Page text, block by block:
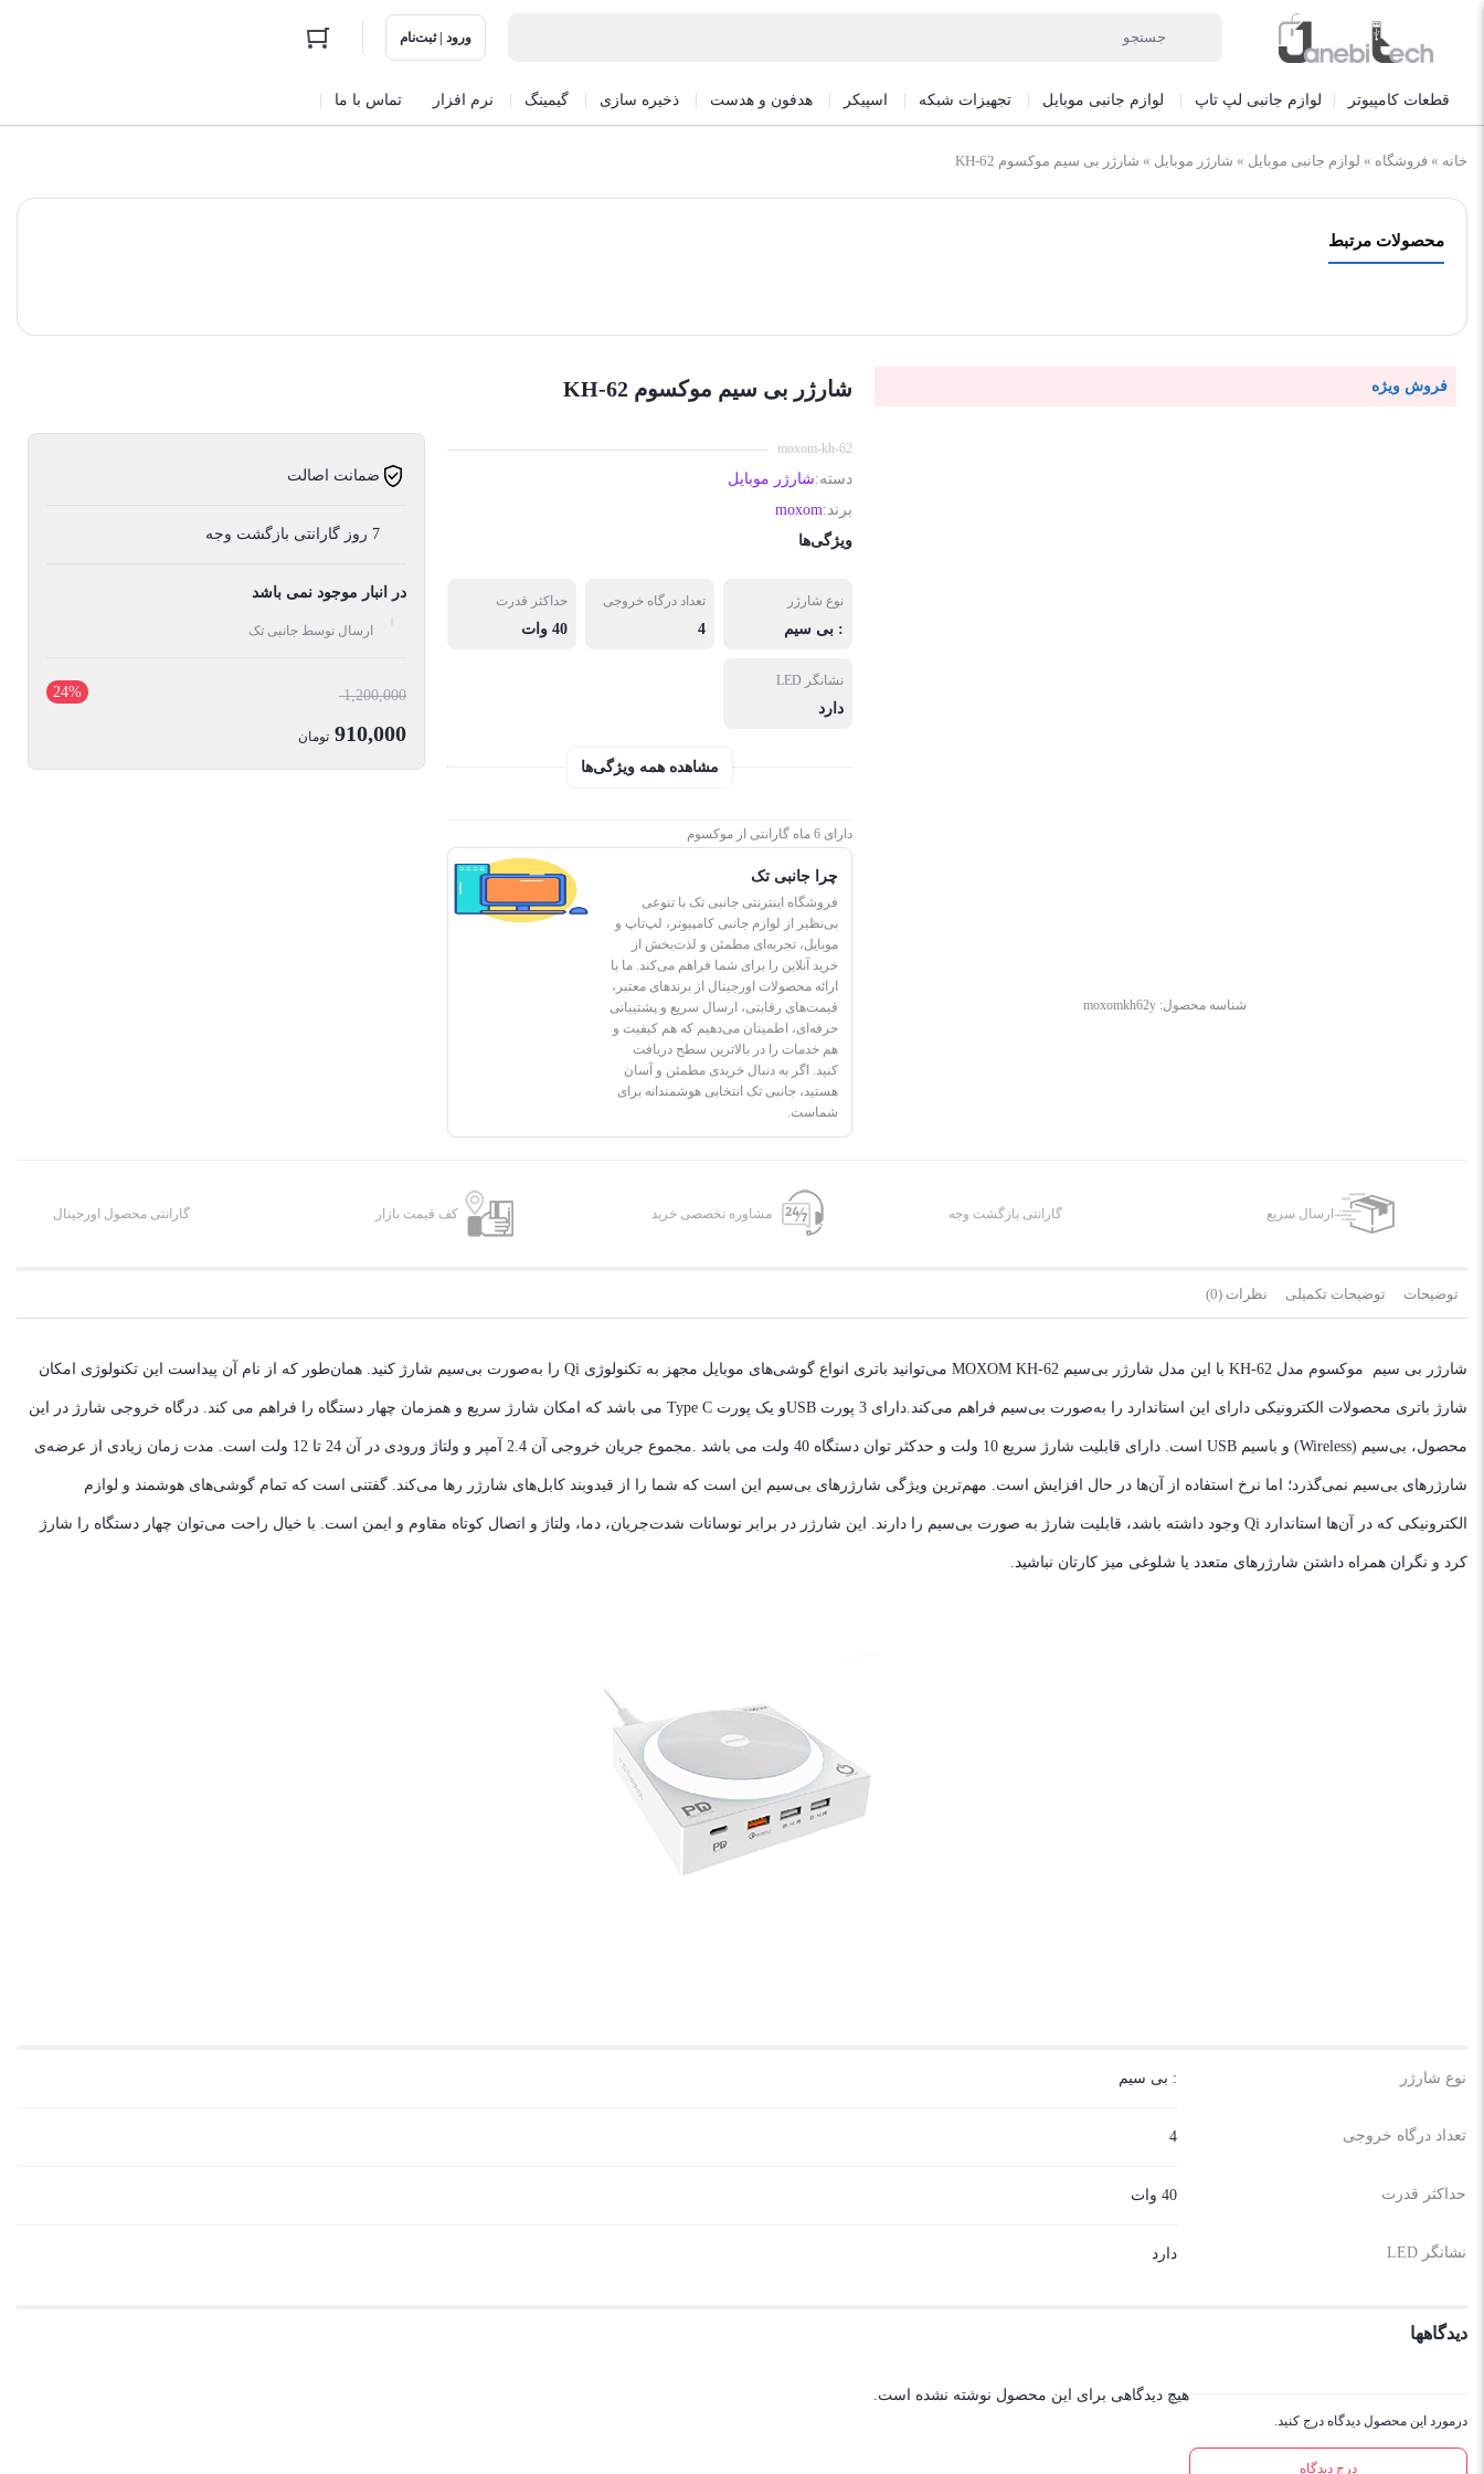
ورود | ثبت‌نام
قطعات کامپیوتر لوازم جانبی لپ تاپ لوازم جانبی موبایل تجهیزات شبکه اسپیکر هدفون و هدست ذخیره سازی گیمینگ نرم افزار تماس با ما
خانه » فروشگاه » لوازم جانبی موبایل » شارژر موبایل » شارژر بی سیم موکسوم KH-62
محصولات مرتبط
فروش ویژه
شناسه محصول: moxomkh62y
شارژر بی سیم موکسوم KH-62
moxom-kh-62
دسته:شارژر موبایل
برند:moxom
ویژگی‌ها
نوع شارژر
: بی سیم
تعداد درگاه خروجی
4
حداکثر قدرت
40 وات
نشانگر LED
دارد
مشاهده همه ویژگی‌ها
دارای 6 ماه گارانتی از موکسوم
چرا جانبی تک
فروشگاه اینترنتی جانبی تک با تنوعی
بی‌نظیر از لوازم جانبی کامپیوتر، لپ‌تاپ و
موبایل، تجربه‌ای مطمئن و لذت‌بخش از
خرید آنلاین را برای شما فراهم می‌کند. ما با
ارائه محصولات اورجینال از برندهای معتبر،
قیمت‌های رقابتی، ارسال سریع و پشتیبانی
حرفه‌ای، اطمینان می‌دهیم که هم کیفیت و
هم خدمات را در بالاترین سطح دریافت
کنید. اگر به دنبال خریدی مطمئن و آسان
هستید، جانبی تک انتخابی هوشمندانه برای
شماست.
ضمانت اصالت
7 روز گارانتی بازگشت وجه
در انبار موجود نمی باشد
ارسال توسط جانبی تک
24% 1,200,000 قیمت
اصلی:910,000 تومان
قیمت
ارسال سریع گارانتی بازگشت وجه مشاوره تخصصی خرید کف قیمت بازار گارانتی محصول اورجینال
توضیحات توضیحات تکمیلی نظرات (0)
شارژر بی سیم موکسوم مدل KH-62 با این مدل شارژر بی‌سیم MOXOM KH-62 می‌توانید باتری انواع گوشی‌های موبایل مجهز به تکنولوژی Qi را به‌صورت بی‌سیم شارژ کنید. همان‌طور که از نام آن پیداست این تکنولوژی امکان
شارژ باتری محصولات الکترونیکی دارای این استاندارد را به‌صورت بی‌سیم فراهم می‌کند.دارای 3 پورت USBو یک پورت Type C می باشد که امکان شارژ سریع و همزمان چهار دستگاه را فراهم می کند. درگاه خروجی شارژ در این
محصول، بی‌سیم (Wireless) و باسیم USB است. دارای قابلیت شارژ سریع 10 ولت و حدکثر توان دستگاه 40 ولت می باشد .مجموع جریان خروجی آن 2.4 آمپر و ولتاژ ورودی در آن 24 تا 12 ولت است. مدت زمان زیادی از عرضه‌ی
شارژرهای بی‌سیم نمی‌گذرد؛ اما نرخ استفاده از آن‌ها در حال افزایش است. مهم‌ترین ویژگی شارژرهای بی‌سیم این است که شما را از قیدوبند کابل‌های شارژر رها می‌کند. گفتنی است که تمام گوشی‌های هوشمند و لوازم
الکترونیکی که در آن‌ها استاندارد Qi وجود داشته باشد، قابلیت شارژ به صورت بی‌سیم را دارند. این شارژر در برابر نوسانات شدت‌جریان، دما، ولتاژ و اتصال کوتاه مقاوم و ایمن است. با خیال راحت می‌توان چهار دستگاه را شارژ
کرد و نگران همراه داشتن شارژرهای متعدد یا شلوغی میز کارتان نباشید.
نوع شارژر : بی سیم
تعداد درگاه خروجی 4
حداکثر قدرت 40 وات
نشانگر LED دارد
دیدگاهها
درمورد این محصول دیدگاه درج کنید.
درج دیدگاه
هیچ دیدگاهی برای این محصول نوشته نشده است.